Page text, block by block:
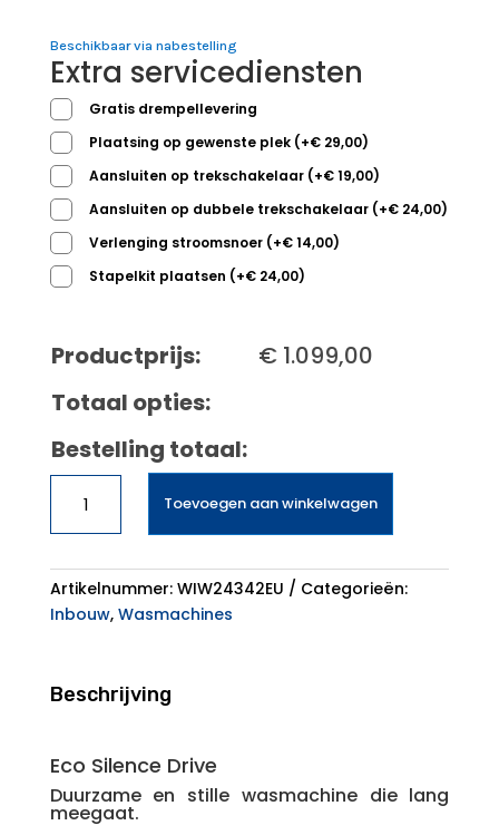
Beschikbaar via nabestelling
Extra servicediensten
Gratis drempellevering
Plaatsing op gewenste plek (+€29,00)
Aansluiten op trekschakelaar (+€19,00)
Aansluiten op dubbele trekschakelaar (+€24,00)
Verlenging stroomsnoer (+€14,00)
Stapelkit plaatsen (+€24,00)
Productprijs: €1.099,00
Totaal opties:
Bestelling totaal:
WIW24342EU
wasautomaat
inbouw
8kg
C-
Toevoegen aan winkelwagen
Artikelnummer: WIW24342EU
Categorieën:
Inbouw, Wasmachines
Beschrijving
Eco Silence Drive
Duurzame en stille wasmachine die lang
meegaat.